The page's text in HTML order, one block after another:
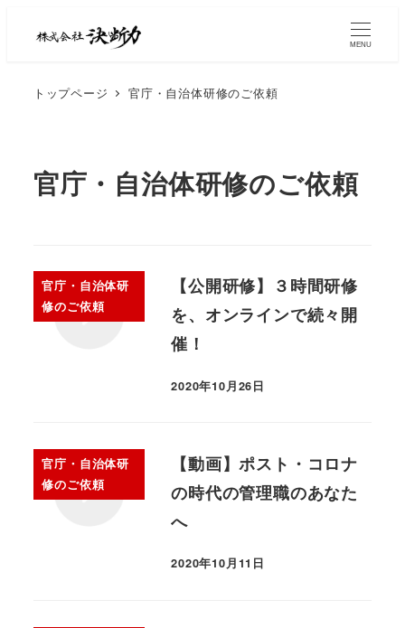
MENU
トップページ 官庁・自治体研修のご依頼
官庁・自治体研修のご依頼
官庁・自治体研
修のご依頼
【公開研修】３時間研修
を、オンラインで続々開
催！
2020年10月26日
官庁・自治体研
修のご依頼
【動画】ポスト・コロナ
の時代の管理職のあなた
へ
2020年10月11日